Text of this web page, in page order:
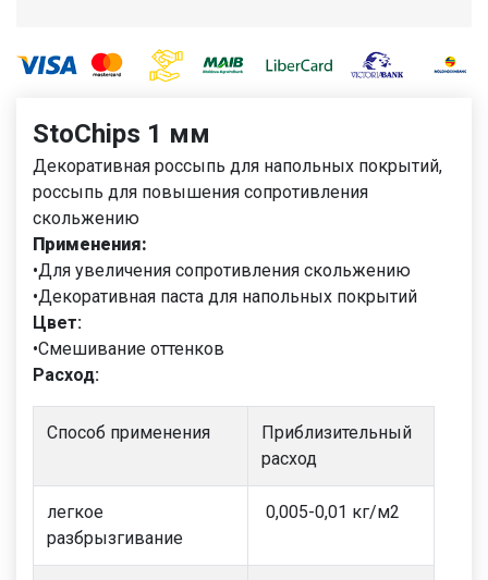
StoChips 1 мм
Декоративная россыпь для напольных покрытий,
россыпь для повышения сопротивления
скольжению
Применения:
•Для увеличения сопротивления скольжению
•Декоративная паста для напольных покрытий
Цвет:
•Смешивание оттенков
Расход:
Способ применения
Приблизительный
расход
легкое
разбрызгивание
0,005-0,01 кг/м2